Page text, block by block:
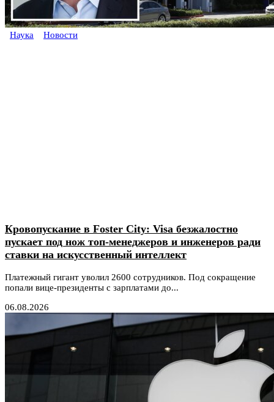
Наука Новости
Кровопускание в Foster City: Visa безжалостно
пускает под нож топ-менеджеров и инженеров ради
ставки на искусственный интеллект
Платежный гигант уволил 2600 сотрудников. Под сокращение
попали вице-президенты с зарплатами до...
06.08.2026